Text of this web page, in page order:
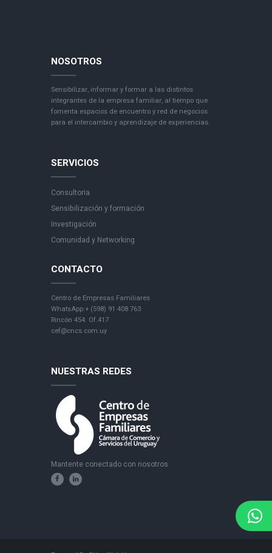
NOSOTROS
Sensibilizar, informar y formar a las distintos
integrantes de la empresa familiar, al tiempo que
fomenta espacios de encuentro y red de negocios
para el intercambio y aprendizaje de experiencias.
SERVICIOS
Consultoria
Sensibilización y formación
Investigación
Comunidad y Networking
CONTACTO
Centro de Empresas Familiares
WhatsApp:+ (598) 91 408 763
Rincón 454. Of.417
cef@cncs.com.uy
NUESTRAS REDES
Mantente conectado con nosotros